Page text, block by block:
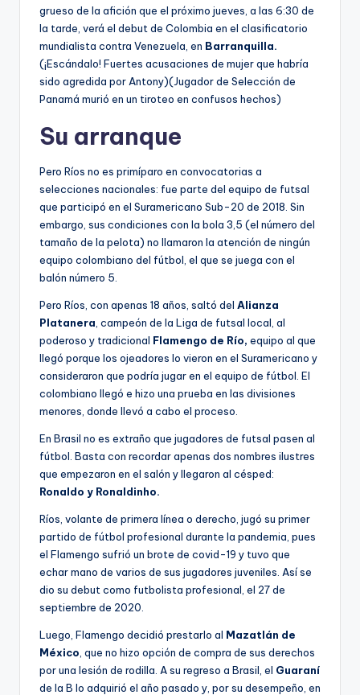
grueso de la afición que el próximo jueves, a las 6:30 de
la tarde, verá el debut de Colombia en el clasificatorio
mundialista contra Venezuela, en Barranquilla.
(¡Escándalo! Fuertes acusaciones de mujer que habría
sido agredida por Antony)(Jugador de Selección de
Panamá murió en un tiroteo en confusos hechos)
Su arranque
Pero Ríos no es primíparo en convocatorias a
selecciones nacionales: fue parte del equipo de futsal
que participó en el Suramericano Sub-20 de 2018. Sin
embargo, sus condiciones con la bola 3,5 (el número del
tamaño de la pelota) no llamaron la atención de ningún
equipo colombiano del fútbol, el que se juega con el
balón número 5.
Pero Ríos, con apenas 18 años, saltó del Alianza
Platanera , campeón de la Liga de futsal local, al
poderoso y tradicional Flamengo de Río, equipo al que
llegó porque los ojeadores lo vieron en el Suramericano y
consideraron que podría jugar en el equipo de fútbol. El
colombiano llegó e hizo una prueba en las divisiones
menores, donde llevó a cabo el proceso.
En Brasil no es extraño que jugadores de futsal pasen al
fútbol. Basta con recordar apenas dos nombres ilustres
que empezaron en el salón y llegaron al césped:
Ronaldo y Ronaldinho.
Ríos, volante de primera línea o derecho, jugó su primer
partido de fútbol profesional durante la pandemia, pues
el Flamengo sufrió un brote de covid-19 y tuvo que
echar mano de varios de sus jugadores juveniles. Así se
dio su debut como futbolista profesional, el 27 de
septiembre de 2020.
Luego, Flamengo decidió prestarlo al Mazatlán de
México , que no hizo opción de compra de sus derechos
por una lesión de rodilla. A su regreso a Brasil, el Guaraní
de la B lo adquirió el año pasado y, por su desempeño, en